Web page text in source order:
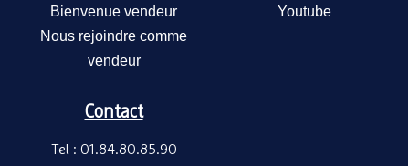
Bienvenue vendeur
Nous rejoindre comme
vendeur
Youtube
Contact
Tel : 01.84.80.85.90